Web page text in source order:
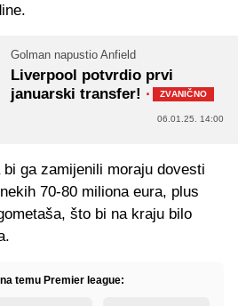
Golman napustio Anfield
Liverpool potvrdio prvi
januarski transfer! · ZVANIČNO
06.01.25. 14:00
ga zamijenili moraju dovesti
70-80 miliona eura, plus
što bi na kraju bilo
temu Premier league: